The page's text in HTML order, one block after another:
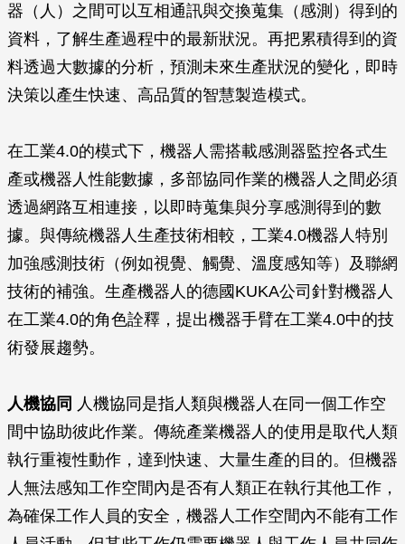
器（人）之間可以互相通訊與交換蒐集（感測）得到的
資料，了解生產過程中的最新狀況。再把累積得到的資
料透過大數據的分析，預測未來生產狀況的變化，即時
決策以產生快速、高品質的智慧製造模式。
在工業4.0的模式下，機器人需搭載感測器監控各式生
產或機器人性能數據，多部協同作業的機器人之間必須
透過網路互相連接，以即時蒐集與分享感測得到的數
據。與傳統機器人生產技術相較，工業4.0機器人特別
加強感測技術（例如視覺、觸覺、溫度感知等）及聯網
技術的補強。生產機器人的德國KUKA公司針對機器人
在工業4.0的角色詮釋，提出機器手臂在工業4.0中的技
術發展趨勢。
人機協同 人機協同是指人類與機器人在同一個工作空
間中協助彼此作業。傳統產業機器人的使用是取代人類
執行重複性動作，達到快速、大量生產的目的。但機器
人無法感知工作空間內是否有人類正在執行其他工作，
為確保工作人員的安全，機器人工作空間內不能有工作